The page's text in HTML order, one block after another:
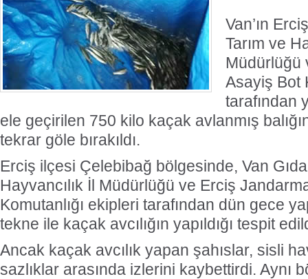
Van’ın
Tarım ve
Müdürlüğü
Asayiş Bot
tarafından
ele geçirilen 750 kilo kaçak avlanmış
tekrar göle bırakıldı.
Erciş ilçesi Çelebibağ bölgesinde, Van
Hayvancılık İl Müdürlüğü ve Erciş
Komutanlığı ekipleri tarafından dün gece
tekne ile kaçak avcılığın yapıldığı tespit
Ancak kaçak avcılık yapan şahıslar, sisli
sazlıklar arasında izlerini kaybettirdi. Aynı